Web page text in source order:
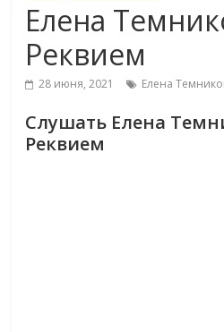
Елена
Реквием
28 июня, 2021 Елена
Слушать Елена
Реквием